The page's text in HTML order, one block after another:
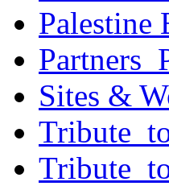
Palestine
Sites &